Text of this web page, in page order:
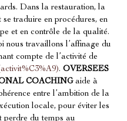
Dans la restauration, la
se traduire en procédures, en
et en contrôle de la qualité.
nous travaillons l’affinage du
compte de l’activité de
. OVERSEES
COACHING aide à
entre l’ambition de la
locale, pour éviter les
perdre du temps au